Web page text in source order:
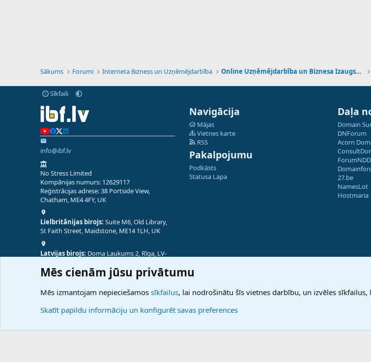
Sākums Forumi Interneta Bizness un Uzņēmējdarbība Online Uzņēmējdarbība un Biznesa Izaugsme
Sīkfaili
info@ibf.lv
No Stress Limited
Kompānijas numurs: 12629117
Reģistrācijas adrese: 38 Portside View,
Chatham, ME4 4FY, UK
Lielbritānijas birojs: Suite M6, Old Library,
St Faith Street, Maidstone, ME14 1LH, UK
Latvijas birojs: Doma Laukums 2, Rīga, LV-
Navigācija
Mājas
Vietnes karte
RSS
Pakalpojumu
Podkāsts
Statusa Lapa
Daļa
Domain
DNForum
Acorn
ForumNDD
27.be
NamesLot
Hostmaria
Mēs cienām jūsu privātumu
Mēs izmantojam nepieciešamos sīkfailus, lai nodrošinātu šīs vietnes darbību, un izvēles
Skatīt papildu informāciju un konfigurēt savas preferences